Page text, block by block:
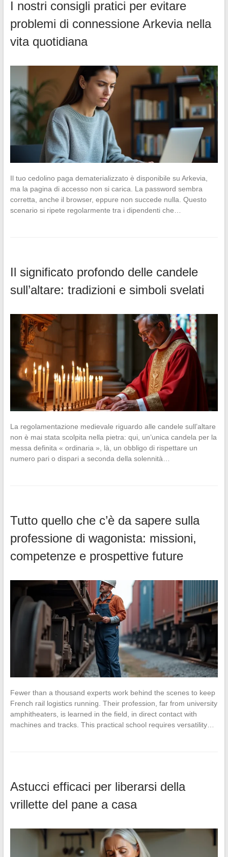
I nostri consigli pratici per evitare
problemi di connessione Arkevia nella
vita quotidiana
Il tuo cedolino paga dematerializzato è disponibile su Arkevia,
ma la pagina di accesso non si carica. La password sembra
corretta, anche il browser, eppure non succede nulla. Questo
scenario si ripete regolarmente tra i dipendenti che…
Il significato profondo delle candele
sull’altare: tradizioni e simboli svelati
La regolamentazione medievale riguardo alle candele sull’altare
non è mai stata scolpita nella pietra: qui, un’unica candela per la
messa definita « ordinaria », là, un obbligo di rispettare un
numero pari o dispari a seconda della solennità…
Tutto quello che c’è da sapere sulla
professione di wagonista: missioni,
competenze e prospettive future
Fewer than a thousand experts work behind the scenes to keep
French rail logistics running. Their profession, far from university
amphitheaters, is learned in the field, in direct contact with
machines and tracks. This practical school requires versatility…
Astucci efficaci per liberarsi della
vrillette del pane a casa